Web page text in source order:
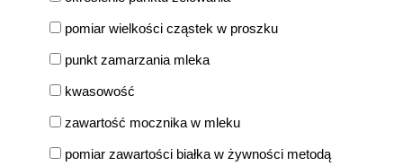
pomiar wielkości cząstek w proszku
punkt zamarzania mleka
kwasowość
zawartość mocznika w mleku
pomiar zawartości białka w żywności metodą